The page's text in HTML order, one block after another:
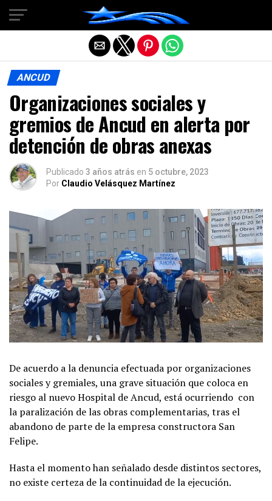
ANCUD
Organizaciones sociales y
gremios de Ancud en alerta por
detención de obras anexas
Publicado 3 años atrás en 5 octubre, 2023
Por Claudio Velásquez Martínez
De acuerdo a la denuncia efectuada por organizaciones
sociales y gremiales, una grave situación que coloca en
riesgo al nuevo Hospital de Ancud, está ocurriendo con
la paralización de las obras complementarias, tras el
abandono de parte de la empresa constructora San
Felipe.
Hasta el momento han señalado desde distintos sectores,
no existe certeza de la continuidad de la ejecución.
Salir de la versión móvil